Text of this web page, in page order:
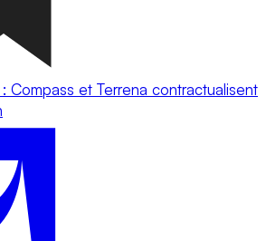
Compass et Terrena contractualisent